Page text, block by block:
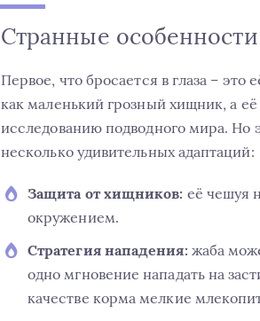
Странные
Первое, что бросается в глаза –
как маленький грозный хищник, а
исследованию подводного мира. Но
несколько удивительных адаптаций:
Защита от хищников: её чешуя
окружением.
Стратегия нападения: жаба
одно мгновение нападать на
качестве корма мелкие